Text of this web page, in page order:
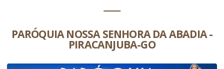
PARÓQUIA NOSSA SENHORA DA ABADIA -
PIRACANJUBA-GO